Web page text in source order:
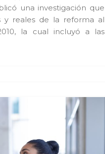
una investigación que
y reales de la reforma al
la cual incluyó a las